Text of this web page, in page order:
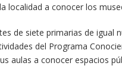
localidad a conocer los
de siete primarias de igual
del Programa
aulas a conocer espacios